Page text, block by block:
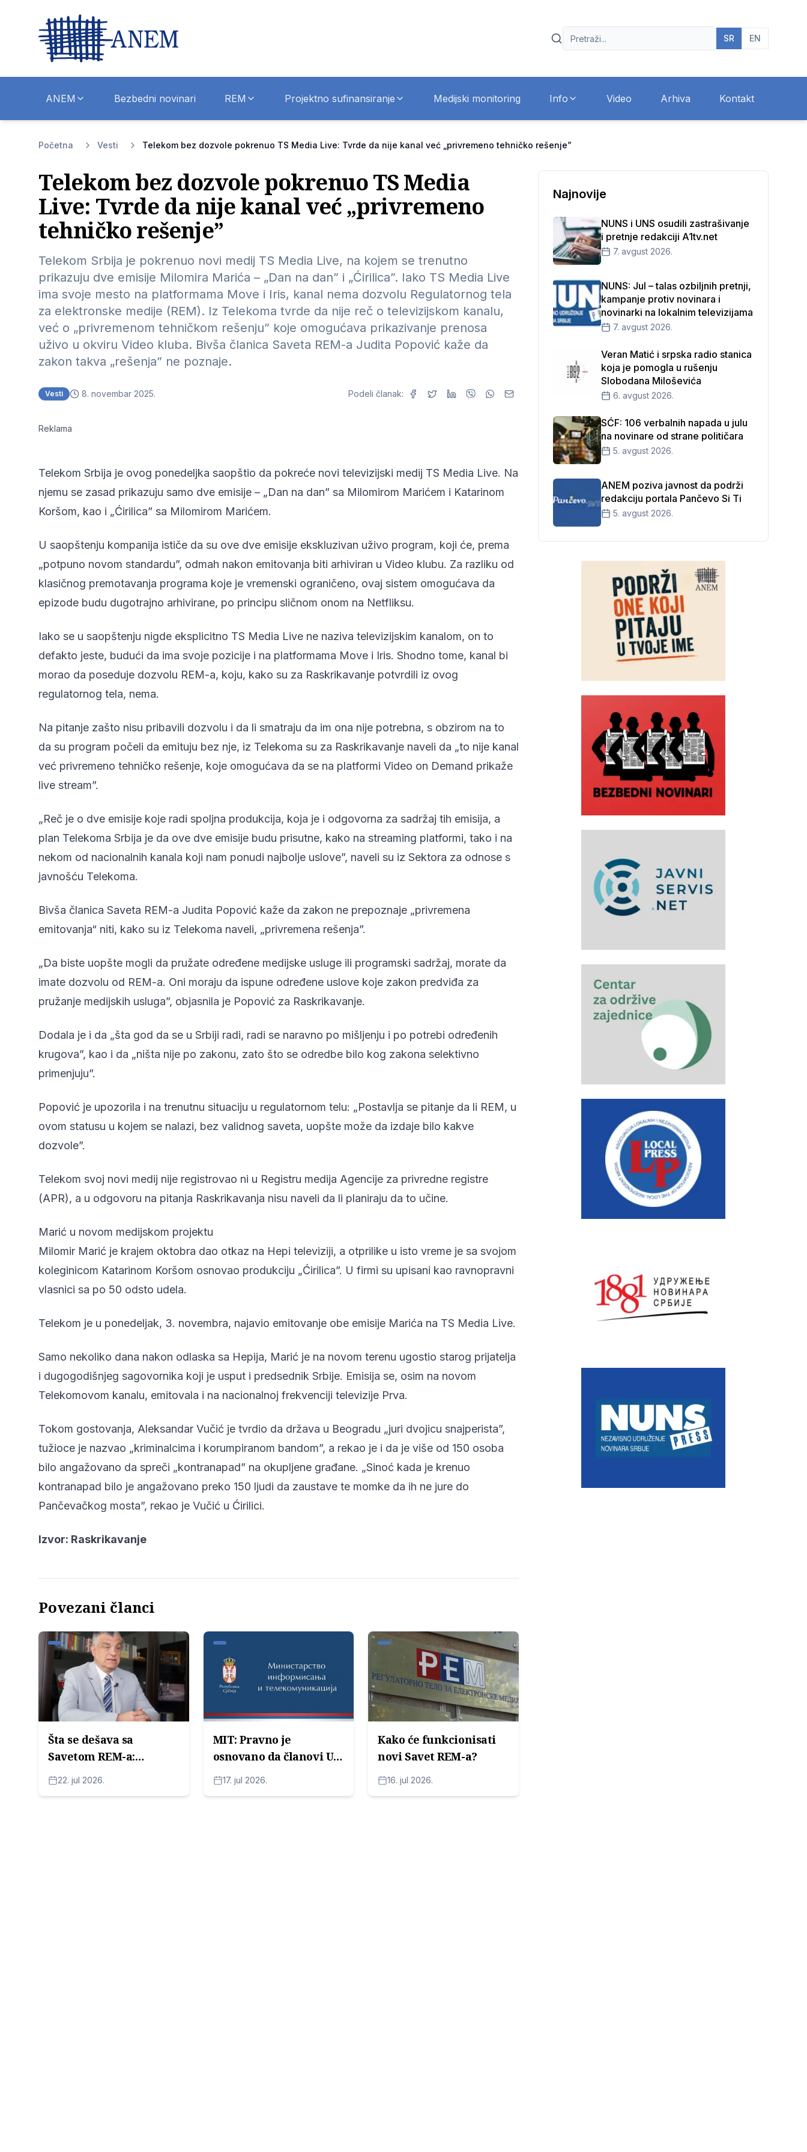
SR EN
ANEM Bezbedni novinari REM Projektno sufinansiranje Medijski monitoring Info Video Arhiva Kontakt
Početna Vesti Telekom bez dozvole pokrenuo TS Media Live: Tvrde da nije kanal već „privremeno tehničko rešenje”
Telekom bez dozvole pokrenuo TS Media
Live: Tvrde da nije kanal već „privremeno
tehničko rešenje”
Telekom Srbija je pokrenuo novi medij TS Media Live, na kojem se trenutno
prikazuju dve emisije Milomira Marića – „Dan na dan” i „Ćirilica”. Iako TS Media Live
ima svoje mesto na platformama Move i Iris, kanal nema dozvolu Regulatornog tela
za elektronske medije (REM). Iz Telekoma tvrde da nije reč o televizijskom kanalu,
već o „privremenom tehničkom rešenju” koje omogućava prikazivanje prenosa
uživo u okviru Video kluba. Bivša članica Saveta REM-a Judita Popović kaže da
zakon takva „rešenja” ne poznaje.
Vesti 8. novembar 2025. Podeli članak:
Reklama
Telekom Srbija je ovog ponedeljka saopštio da pokreće novi televizijski medij TS Media Live. Na
njemu se zasad prikazuju samo dve emisije – „Dan na dan” sa Milomirom Marićem i Katarinom
Koršom, kao i „Ćirilica” sa Milomirom Marićem.
U saopštenju kompanija ističe da su ove dve emisije ekskluzivan uživo program, koji će, prema
„potpuno novom standardu”, odmah nakon emitovanja biti arhiviran u Video klubu. Za razliku od
klasičnog premotavanja programa koje je vremenski ograničeno, ovaj sistem omogućava da
epizode budu dugotrajno arhivirane, po principu sličnom onom na Netfliksu.
Iako se u saopštenju nigde eksplicitno TS Media Live ne naziva televizijskim kanalom, on to
defakto jeste, budući da ima svoje pozicije i na platformama Move i Iris. Shodno tome, kanal bi
morao da poseduje dozvolu REM-a, koju, kako su za Raskrikavanje potvrdili iz ovog
regulatornog tela, nema.
Na pitanje zašto nisu pribavili dozvolu i da li smatraju da im ona nije potrebna, s obzirom na to
da su program počeli da emituju bez nje, iz Telekoma su za Raskrikavanje naveli da „to nije kanal
već privremeno tehničko rešenje, koje omogućava da se na platformi Video on Demand prikaže
live stream”.
„Reč je o dve emisije koje radi spoljna produkcija, koja je i odgovorna za sadržaj tih emisija, a
plan Telekoma Srbija je da ove dve emisije budu prisutne, kako na streaming platformi, tako i na
nekom od nacionalnih kanala koji nam ponudi najbolje uslove”, naveli su iz Sektora za odnose s
javnošću Telekoma.
Bivša članica Saveta REM-a Judita Popović kaže da zakon ne prepoznaje „privremena
emitovanja“ niti, kako su iz Telekoma naveli, „privremena rešenja”.
„Da biste uopšte mogli da pružate određene medijske usluge ili programski sadržaj, morate da
imate dozvolu od REM-a. Oni moraju da ispune određene uslove koje zakon predviđa za
pružanje medijskih usluga”, objasnila je Popović za Raskrikavanje.
Dodala je i da „šta god da se u Srbiji radi, radi se naravno po mišljenju i po potrebi određenih
krugova”, kao i da „ništa nije po zakonu, zato što se odredbe bilo kog zakona selektivno
primenjuju”.
Popović je upozorila i na trenutnu situaciju u regulatornom telu: „Postavlja se pitanje da li REM, u
ovom statusu u kojem se nalazi, bez validnog saveta, uopšte može da izdaje bilo kakve
dozvole”.
Telekom svoj novi medij nije registrovao ni u Registru medija Agencije za privredne registre
(APR), a u odgovoru na pitanja Raskrikavanja nisu naveli da li planiraju da to učine.
Marić u novom medijskom projektu
Milomir Marić je krajem oktobra dao otkaz na Hepi televiziji, a otprilike u isto vreme je sa svojom
koleginicom Katarinom Koršom osnovao produkciju „Ćirilica”. U firmi su upisani kao ravnopravni
vlasnici sa po 50 odsto udela.
Telekom je u ponedeljak, 3. novembra, najavio emitovanje obe emisije Marića na TS Media Live.
Samo nekoliko dana nakon odlaska sa Hepija, Marić je na novom terenu ugostio starog prijatelja
i dugogodišnjeg sagovornika koji je usput i predsednik Srbije. Emisija se, osim na novom
Telekomovom kanalu, emitovala i na nacionalnoj frekvenciji televizije Prva.
Tokom gostovanja, Aleksandar Vučić je tvrdio da država u Beogradu „juri dvojicu snajperista”,
tužioce je nazvao „kriminalcima i korumpiranom bandom”, a rekao je i da je više od 150 osoba
bilo angažovano da spreči „kontranapad” na okupljene građane. „Sinoć kada je krenuo
kontranapad bilo je angažovano preko 150 ljudi da zaustave te momke da ih ne jure do
Pančevačkog mosta”, rekao je Vučić u Ćirilici.
Izvor: Raskrikavanje
Povezani članci
Šta se dešava sa
Savetom REM-a:
"Temperature
povišene, preko svake
22. jul 2026.
MIT: Pravno je
osnovano da članovi UO
javnih servisa nastave
sa radom
17. jul 2026.
Kako će funkcionisati
novi Savet REM-a?
16. jul 2026.
Najnovije
NUNS i UNS osudili zastrašivanje
i pretnje redakciji A1tv.net
7. avgust 2026.
NUNS: Jul – talas ozbiljnih pretnji,
kampanje protiv novinara i
novinarki na lokalnim televizijama
7. avgust 2026.
Veran Matić i srpska radio stanica
koja je pomogla u rušenju
Slobodana Miloševića
6. avgust 2026.
SĆF: 106 verbalnih napada u julu
na novinare od strane političara
5. avgust 2026.
ANEM poziva javnost da podrži
redakciju portala Pančevo Si Ti
5. avgust 2026.